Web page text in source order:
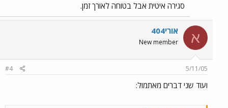
סגירה איטית אבל בטוחה לאורך זמן.
א אורי404
New member
5/11/05
#4
ועוד שני דברים מאתמול: